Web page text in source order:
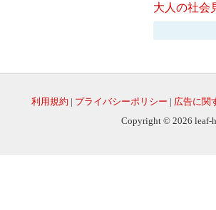
大人の社会
利用規約 | プライバシーポリシー | 広告に関
Copyright © 2026 leaf-